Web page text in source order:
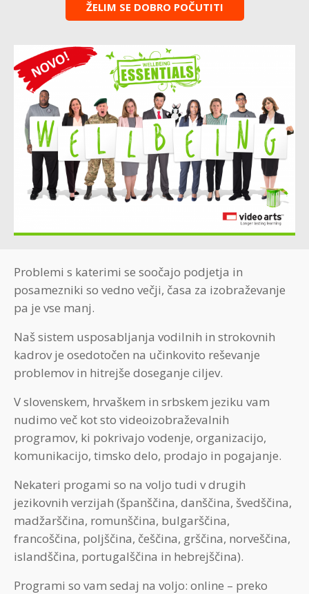
ŽELIM SE DOBRO POČUTITI
Problemi s katerimi se soočajo podjetja in
posamezniki so vedno večji, časa za izobraževanje
pa je vse manj.
Naš sistem usposabljanja vodilnih in strokovnih
kadrov je osedotočen na učinkovito reševanje
problemov in hitrejše doseganje ciljev.
V slovenskem, hrvaškem in srbskem jeziku vam
nudimo več kot sto videoizobraževalnih
programov, ki pokrivajo vodenje, organizacijo,
komunikacijo, timsko delo, prodajo in pogajanje.
Nekateri progami so na voljo tudi v drugih
jezikovnih verzijah (španščina, danščina, švedščina,
madžarščina, romunščina, bulgarščina,
francoščina, poljščina, češčina, grščina, norveščina,
islandščina, portugalščina in hebrejščina).
Programi so vam sedaj na voljo: online – preko